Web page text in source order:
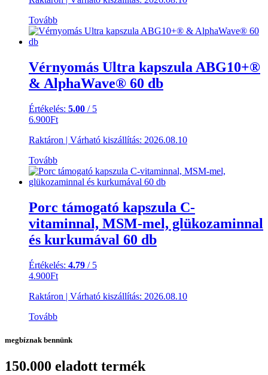
Tovább
Vérnyomás Ultra kapszula ABG10+®
& AlphaWave® 60 db
Értékelés: 5.00 / 5
6.900Ft
Raktáron | Várható kiszállítás: 2026.08.10
Tovább
Porc támogató kapszula C-
vitaminnal, MSM-mel, glükozaminnal
és kurkumával 60 db
Értékelés: 4.79 / 5
4.900Ft
Raktáron | Várható kiszállítás: 2026.08.10
Tovább
megbíznak bennünk
150.000 eladott termék